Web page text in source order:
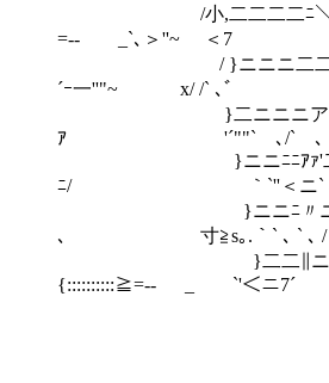
/小,二二二二ﾆ＼二二
=‐- _`､＞''~ ＜7
/ }ニニニ二二ア＼
´ｰ一''"~ x/ /` ､ﾞ
}二ニニニア∠{__,
ｱ '´""` ､/` ､
}ニニﾆﾆｱｧ'二
ﾆ/ ｀`''＜ニ` ､/
}ニニﾆ〃ニニニ{
､ 寸≧s｡.｀` ､ ` ､ /
}二二∥ニニニ
{::::::::::≧=‐- _ `'＜ニ
f洲Ⅷ洲洲洲